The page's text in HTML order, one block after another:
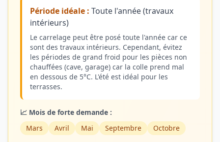
Période idéale : Toute l'année (travaux
intérieurs)
Le carrelage peut être posé toute l'année car ce
sont des travaux intérieurs. Cependant, évitez
les périodes de grand froid pour les pièces non
chauffées (cave, garage) car la colle prend mal
en dessous de 5°C. L'été est idéal pour les
terrasses.
📈 Mois de forte demande :
Mars
Avril Mai Septembre Octobre